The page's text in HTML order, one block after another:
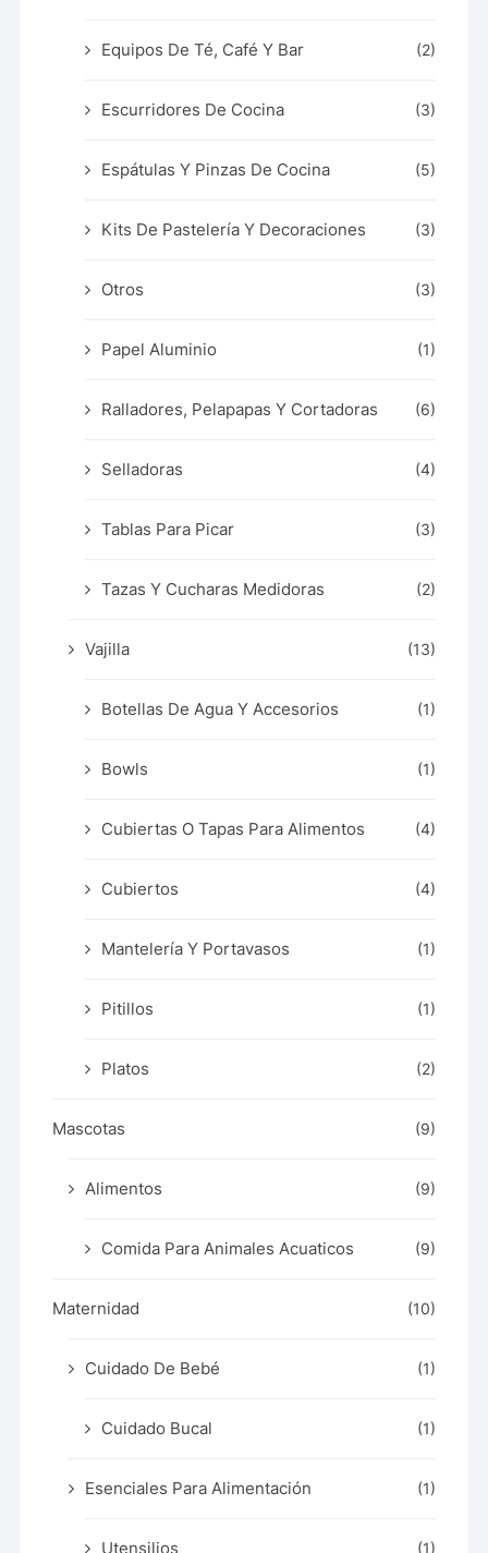
Equipos De Té, Café Y Bar (2)
Escurridores De Cocina (3)
Espátulas Y Pinzas De Cocina (5)
Kits De Pastelería Y Decoraciones (3)
Otros (3)
Papel Aluminio (1)
Ralladores, Pelapapas Y Cortadoras (6)
Selladoras (4)
Tablas Para Picar (3)
Tazas Y Cucharas Medidoras (2)
Vajilla (13)
Botellas De Agua Y Accesorios (1)
Bowls (1)
Cubiertas O Tapas Para Alimentos (4)
Cubiertos (4)
Mantelería Y Portavasos (1)
Pitillos (1)
Platos (2)
Mascotas (9)
Alimentos (9)
Comida Para Animales Acuaticos (9)
Maternidad (10)
Cuidado De Bebé (1)
Cuidado Bucal (1)
Esenciales Para Alimentación (1)
Utensilios (1)